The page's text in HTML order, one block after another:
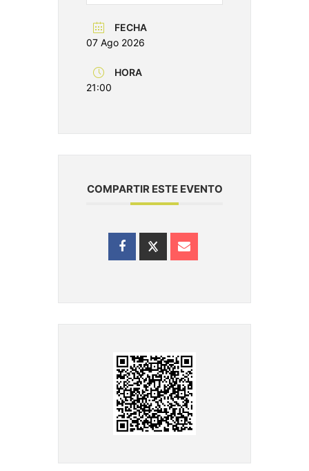
FECHA
07 Ago 2026
HORA
21:00
COMPARTIR ESTE EVENTO